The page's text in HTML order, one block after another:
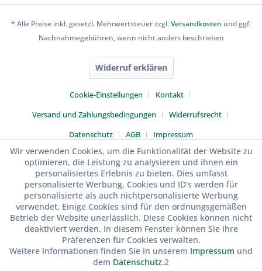
* Alle Preise inkl. gesetzl. Mehrwertsteuer zzgl.Versandkosten und ggf.
Nachnahmegebühren, wenn nicht anders beschrieben
Widerruf erklären
Cookie-Einstellungen
Kontakt
Versand und Zahlungsbedingungen
Widerrufsrecht
Datenschutz
AGB Impressum
Wir verwenden Cookies, um die Funktionalität der Website zu
optimieren, die Leistung zu analysieren und ihnen ein
personalisiertes Erlebnis zu bieten. Dies umfasst
personalisierte Werbung. Cookies und ID’s werden für
personalisierte als auch nichtpersonalisierte Werbung
verwendet. Einige Cookies sind für den ordnungsgemäßen
Betrieb der Website unerlässlich. Diese Cookies können nicht
deaktiviert werden. In diesem Fenster können Sie Ihre
Präferenzen für Cookies verwalten.
Weitere Informationen finden Sie in unserem Impressum und
dem Datenschutz.2